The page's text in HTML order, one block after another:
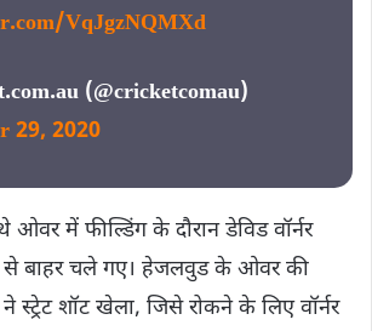
VqJgzNQMXd
(@cricketcomau)
29, 2020
ओवर में फील्डिंग के दौरान डेविड वॉर्नर
से बाहर चले गए। हेजलवुड के ओवर की
स्ट्रेट शॉट खेला, जिसे रोकने के लिए वॉर्नर